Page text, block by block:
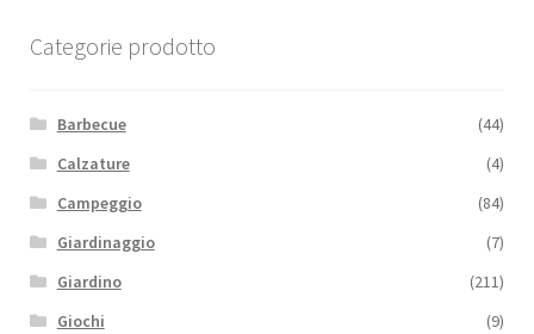
Categorie prodotto
Barbecue
(44)
Calzature
(4)
Campeggio
(84)
Giardinaggio
(7)
Giardino
(211)
Giochi
(9)